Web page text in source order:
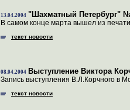
13.04.2004 "Шахматный Петербург"
В самом конце марта вышел из
текст новости
08.04.2004 Выступление Виктора
Запись выступления В.Л.Корчного в
текст новости